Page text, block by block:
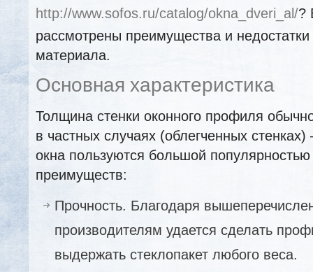
http://www.sofos.ru/catalog/okna_dveri_al/?
рассмотрены преимущества и
материала.
Основная характеристика
Толщина стенки оконного профиля
в частных случаях (облегченных
окна пользуются большой популярностью
преимуществ:
Прочность. Благодаря
производителям удается сделать
выдержать стеклопакет любого веса.